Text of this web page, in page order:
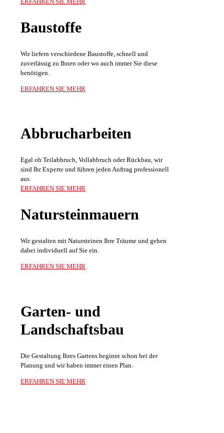
Baustoffe
Wir liefern verschiedene Baustoffe, schnell und
zuverlässig zu Ihnen oder wo auch immer Sie diese
benötigen.
ERFAHREN SIE MEHR
Abbruch­arbeiten
Egal ob Teilabbruch, Vollabbruch oder Rückbau, wir
sind Ihr Experte und führen jeden Auftrag professionell
aus.
ERFAHREN SIE MEHR
Natur­stein­mauern
Wir gestalten mit Natursteinen Ihre Träume und gehen
dabei individuell auf Sie ein.
ERFAHREN SIE MEHR
Garten- und
Landschaftsbau
Die Gestaltung Ihres Gartens beginnt schon bei der
Planung und wir haben immer einen Plan.
ERFAHREN SIE MEHR